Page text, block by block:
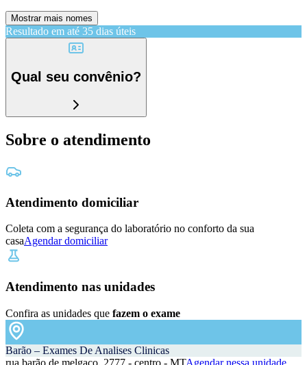
Mostrar mais nomes
Resultado em até 35 dias úteis
Qual seu convênio?
Sobre o atendimento
Atendimento domiciliar
Coleta com a segurança do laboratório no conforto da sua
casaAgendar domiciliar
Atendimento nas unidades
Confira as unidades que fazem o exame
Barão – Exames De Analises Clinicas
rua barão de melgaço, 2777 - centro - MTAgendar nessa unidade